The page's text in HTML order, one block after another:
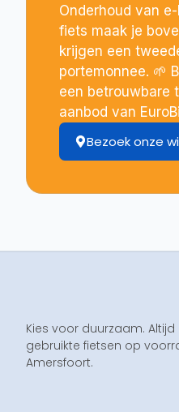
Onderhoud van
fiets maak je
krijgen een
portemonnee. 🌱
een betrouwbare
aanbod van
Bezoek onze
Kies voor duurzaam. Altijd
gebruikte fietsen op
Amersfoort.